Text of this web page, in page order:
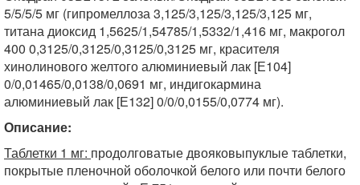
5/5/5/5 мг (гипромеллоза 3,125/3,125/3,125/3,125 мг,
титана диоксид 1,5625/1,54785/1,5332/1,416 мг, макрогол
400 0,3125/0,3125/0,3125/0,3125 мг, красителя
хинолинового желтого алюминиевый лак [Е104]
0/0,01465/0,0138/0,0691 мг, индигокармина
алюминиевый лак [Е132] 0/0/0,0155/0,0774 мг).
Описание:
Таблетки 1 мг: продолговатые двояковыпуклые таблетки,
покрытые пленочной оболочкой белого или почти белого